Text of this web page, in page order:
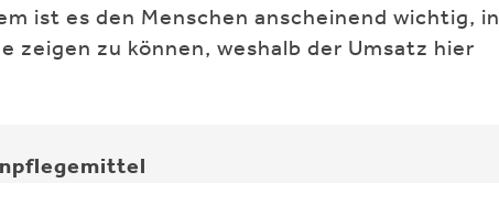
ist es den Menschen anscheinend wichtig, in
zeigen zu können, weshalb der Umsatz hier